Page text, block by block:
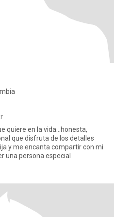
quiere en la vida...honesta,
que disfruta de los detalles
conocer una persona especial